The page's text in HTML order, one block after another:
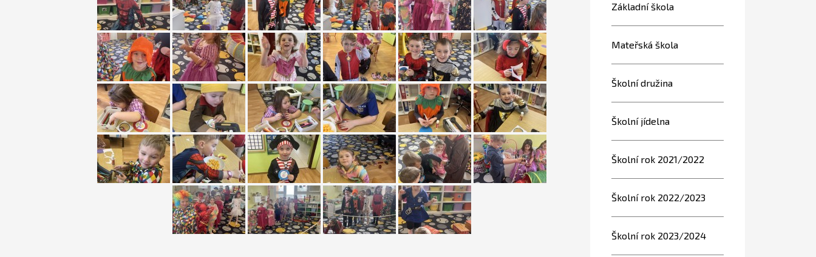
Základní škola
Mateřská škola
Školní družina
Školní jídelna
Školní rok 2021/2022
Školní rok 2022/2023
Školní rok 2023/2024